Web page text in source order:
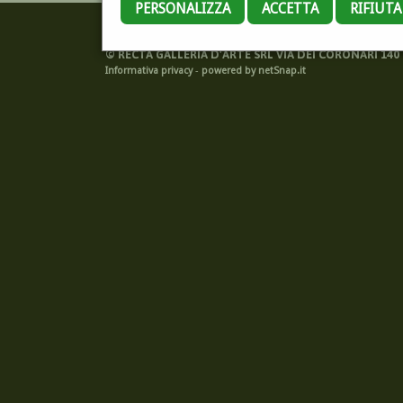
PERSONALIZZA ACCETTA
©RECTA GALLERIA D'ARTE SRL VIA DEI CORONARI
Informativa privacy- powered by netSnap.it